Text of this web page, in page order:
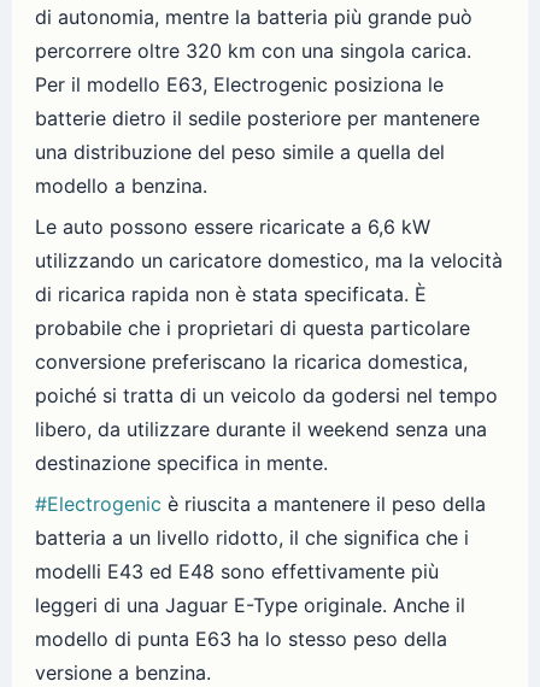
di autonomia, mentre la batteria più grande può
percorrere oltre 320 km con una singola carica.
Per il modello E63, Electrogenic posiziona le
batterie dietro il sedile posteriore per mantenere
una distribuzione del peso simile a quella del
modello a benzina.
Le auto possono essere ricaricate a 6,6 kW
utilizzando un caricatore domestico, ma la velocità
di ricarica rapida non è stata specificata. È
probabile che i proprietari di questa particolare
conversione preferiscano la ricarica domestica,
poiché si tratta di un veicolo da godersi nel tempo
libero, da utilizzare durante il weekend senza una
destinazione specifica in mente.
#Electrogenic è riuscita a mantenere il peso della
batteria a un livello ridotto, il che significa che i
modelli E43 ed E48 sono effettivamente più
leggeri di una Jaguar E-Type originale. Anche il
modello di punta E63 ha lo stesso peso della
versione a benzina.